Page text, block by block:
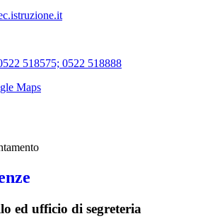
518575; 0522 518888
Maps
ed ufficio di segreteria